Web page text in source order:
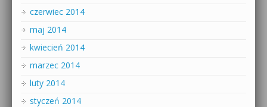
czerwiec 2014
maj 2014
kwiecień 2014
marzec 2014
luty 2014
styczeń 2014